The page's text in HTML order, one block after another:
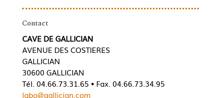
Contact
CAVE DE GALLICIAN
AVENUE DES COSTIERES
GALLICIAN
30600 GALLICIAN
Tél. 04.66.73.31.65 • Fax. 04.66.73.34.95
labo@gallician.com